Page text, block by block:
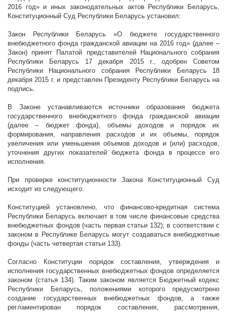
2016 год» и иных законодательных актов Республики Беларусь,
Конституционный Суд Республики Беларусь установил:
Закон Республики Беларусь «О бюджете государственного
внебюджетного фонда гражданской авиации на 2016 год» (далее –
Закон) принят Палатой представителей Национального собрания
Республики Беларусь 17 декабря 2015 г., одобрен Советом
Республики Национального собрания Республики Беларусь 18
декабря2015 г. и представлен Президенту Республики Беларусь на
подпись.
В Законе устанавливаются источники образования бюджета
государственного внебюджетного фонда гражданской авиации
(далее – бюджет фонда), объемы доходов и порядок их
формирования, направления расходов и их объемы, порядок
увеличения или уменьшения объемов доходов и (или) расходов,
уточнения других показателей бюджета фонда в процессе его
исполнения.
При проверке конституционности Закона Конституционный Суд
исходит из следующего.
Конституцией установлено, что финансово-кредитная система
Республики Беларусь включает в том числе финансовые средства
внебюджетных фондов (часть первая статьи 132); в соответствии с
законом в Республике Беларусь могут создаваться внебюджетные
фонды (часть четвертая статьи 133).
Согласно Конституции порядок составления, утверждения и
исполнения государственных внебюджетных фондов определяется
законом (статья 134). Таким законом является Бюджетный кодекс
Республики Беларусь, положениями которого предусмотрено
создание государственных внебюджетных фондов, а также
регламентирован порядок составления, рассмотрения,